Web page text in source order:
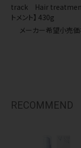
track Hair treatment
トメント】 430g
メーカー希望小売価
RECOMMEND